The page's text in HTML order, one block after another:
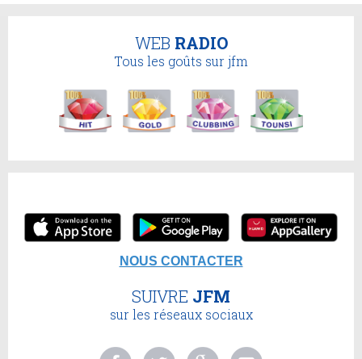
WEB RADIO
Tous les goûts sur jfm
NOUS CONTACTER
SUIVRE JFM
sur les réseaux sociaux